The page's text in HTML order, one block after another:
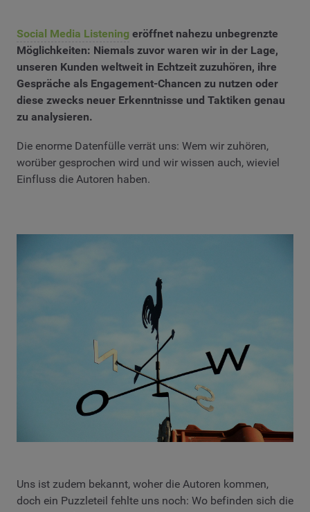
Social Media Listening eröffnet nahezu unbegrenzte
Möglichkeiten: Niemals zuvor waren wir in der Lage,
unseren Kunden weltweit in Echtzeit zuzuhören, ihre
Gespräche als Engagement-Chancen zu nutzen oder
diese zwecks neuer Erkenntnisse und Taktiken genau
zu analysieren.
Die enorme Datenfülle verrät uns: Wem wir zuhören,
worüber gesprochen wird und wir wissen auch, wieviel
Einfluss die Autoren haben.
Uns ist zudem bekannt, woher die Autoren kommen,
doch ein Puzzleteil fehlte uns noch: Wo befinden sich die